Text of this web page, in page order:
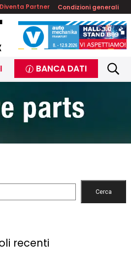
Diventa Partner Condizioni generali
BANCA DATI
Cerca
recenti